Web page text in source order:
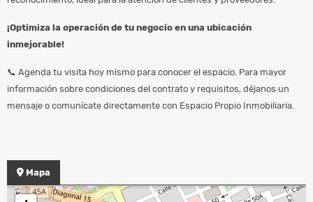
¡Optimiza la operación de tu negocio en una ubicación
inmejorable!
📞 Agenda tu visita hoy mismo para conocer el espacio. Para mayor
información sobre condiciones del contrato y requisitos, déjanos un
mensaje o comunícate directamente con Espacio Propio Inmobiliaria.
Mapa